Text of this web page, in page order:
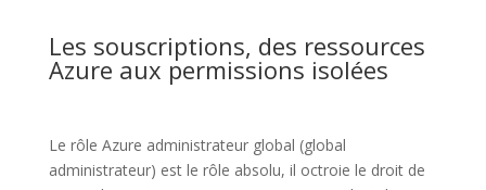
Les souscriptions, des ressources
Azure aux permissions isolées
Le rôle Azure administrateur global (global
administrateur) est le rôle absolu, il octroie le droit de